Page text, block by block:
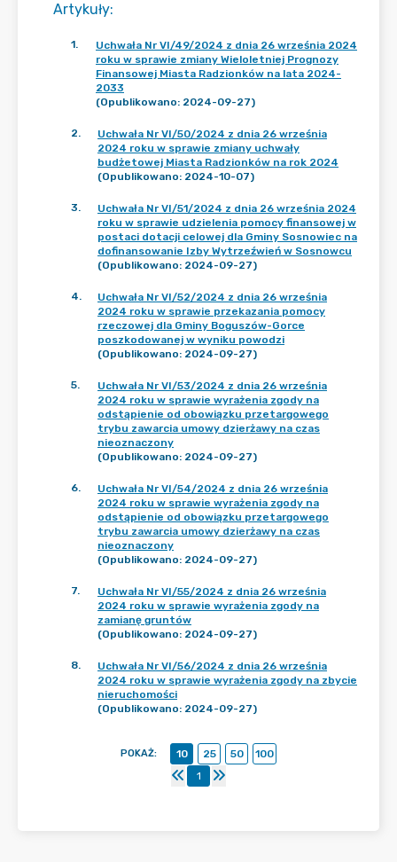
Artykuły:
1.
Uchwała Nr VI/49/2024 z dnia 26 września 2024
roku w sprawie zmiany Wieloletniej Prognozy
Finansowej Miasta Radzionków na lata 2024-
2033
(Opublikowano: 2024-09-27)
2.
Uchwała Nr VI/50/2024 z dnia 26 września
2024 roku w sprawie zmiany uchwały
budżetowej Miasta Radzionków na rok 2024
(Opublikowano: 2024-10-07)
3.
Uchwała Nr VI/51/2024 z dnia 26 września 2024
roku w sprawie udzielenia pomocy finansowej w
postaci dotacji celowej dla Gminy Sosnowiec na
dofinansowanie Izby Wytrzeźwień w Sosnowcu
(Opublikowano: 2024-09-27)
4.
Uchwała Nr VI/52/2024 z dnia 26 września
2024 roku w sprawie przekazania pomocy
rzeczowej dla Gminy Boguszów-Gorce
poszkodowanej w wyniku powodzi
(Opublikowano: 2024-09-27)
5.
Uchwała Nr VI/53/2024 z dnia 26 września
2024 roku w sprawie wyrażenia zgody na
odstąpienie od obowiązku przetargowego
trybu zawarcia umowy dzierżawy na czas
nieoznaczony
(Opublikowano: 2024-09-27)
6.
Uchwała Nr VI/54/2024 z dnia 26 września
2024 roku w sprawie wyrażenia zgody na
odstąpienie od obowiązku przetargowego
trybu zawarcia umowy dzierżawy na czas
nieoznaczony
(Opublikowano: 2024-09-27)
7.
Uchwała Nr VI/55/2024 z dnia 26 września
2024 roku w sprawie wyrażenia zgody na
zamianę gruntów
(Opublikowano: 2024-09-27)
8.
Uchwała Nr VI/56/2024 z dnia 26 września
2024 roku w sprawie wyrażenia zgody na zbycie
nieruchomości
(Opublikowano: 2024-09-27)
POKAŻ: 10 25 50
100
1